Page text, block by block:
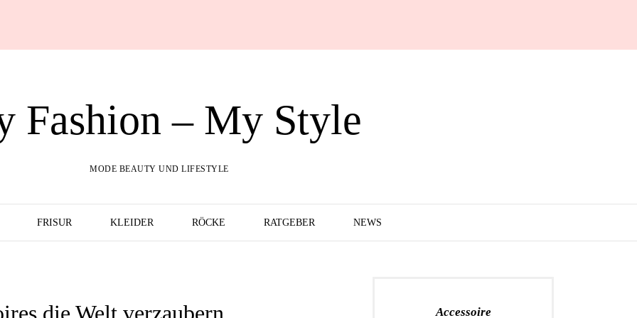
Fashion – My Style
MODE BEAUTY UND LIFESTYLE
FRISUR KLEIDER RÖCKE RATGEBER NEWS
Accessoire